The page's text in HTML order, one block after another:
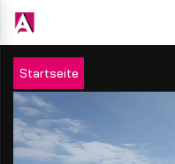
Startseite